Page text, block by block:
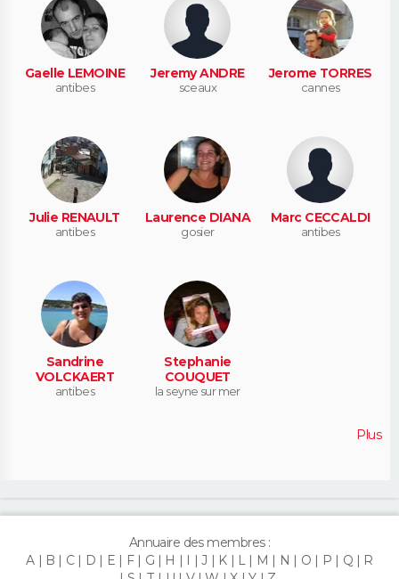
Gaelle LEMOINE
antibes
Jeremy ANDRE
sceaux
Jerome TORRES
cannes
Julie RENAULT
antibes
Laurence DIANA
gosier
Marc CECCALDI
antibes
Sandrine
VOLCKAERT
antibes
Stephanie
COUQUET
la seyne sur mer
Plus
Annuaire des membres :
A
B C D E F G H I J K L M N O P Q
R